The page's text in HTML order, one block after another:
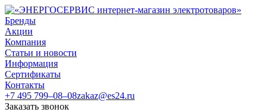
Бренды
Акции
Компания
Статьи и новости
Информация
Сертификаты
Контакты
+7 495 799–08–08zakaz@es24.ru
Заказать звонок